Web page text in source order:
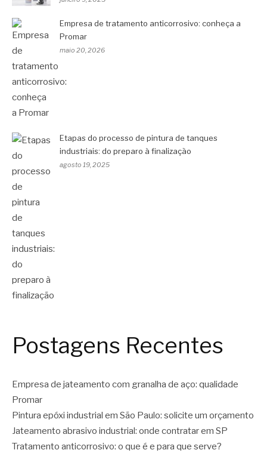
Empresa de tratamento anticorrosivo: conheça a
Promar
maio 20, 2026
Etapas do processo de pintura de tanques
industriais: do preparo à finalização
agosto 19, 2025
Postagens Recentes
Empresa de jateamento com granalha de aço: qualidade
Promar
Pintura epóxi industrial em São Paulo: solicite um orçamento
Jateamento abrasivo industrial: onde contratar em SP
Tratamento anticorrosivo: o que é e para que serve?